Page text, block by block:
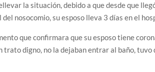
la situación, debido a que desde que
nosocomio, su esposo lleva 3 días en el
que confirmara que su esposo tiene
trato digno, no la dejaban entrar al baño, tuvo